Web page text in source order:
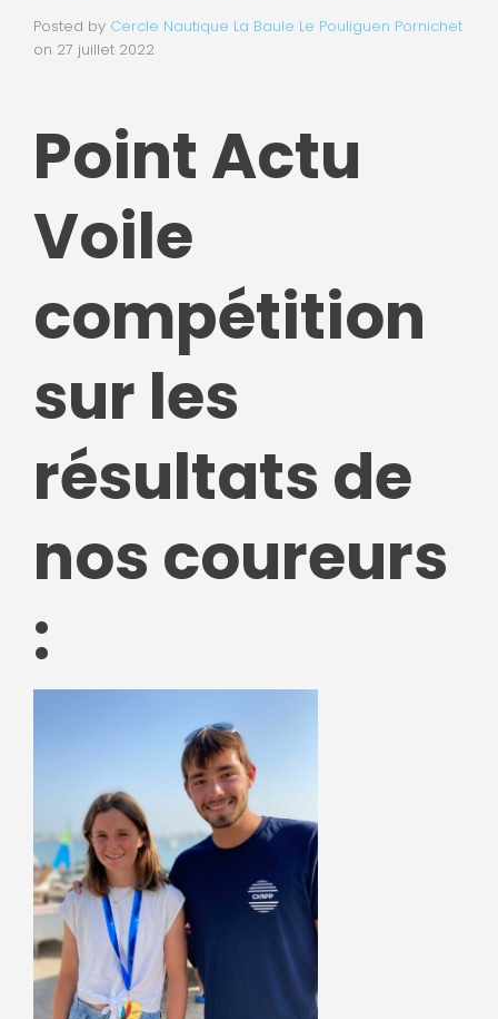
Posted by Cercle Nautique La Baule Le Pouliguen Pornichet
on 27 juillet 2022
Point Actu
Voile
compétition
sur les
résultats de
nos coureurs
: